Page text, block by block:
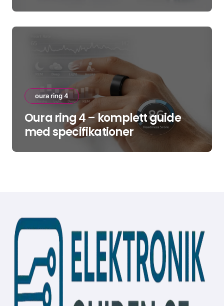
oura ring 4
Oura ring 4 – komplett guide
med specifikationer